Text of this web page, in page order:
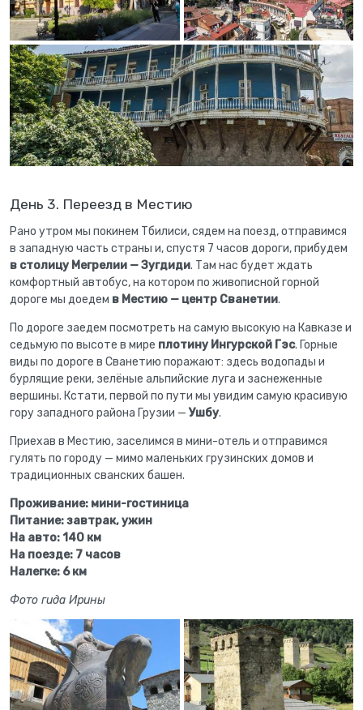
День 3. Переезд в Местию
Рано утром мы покинем Тбилиси, сядем на поезд, отправимся
в западную часть страны и, спустя 7 часов дороги, прибудем
в столицу Мегрелии — Зугдиди. Там нас будет ждать
комфортный автобус, на котором по живописной горной
дороге мы доедем в Местию — центр Сванетии.
По дороге заедем посмотреть на самую высокую на Кавказе и
седьмую по высоте в мире плотину Ингурской Гэс. Горные
виды по дороге в Сванетию поражают: здесь водопады и
бурлящие реки, зелёные альпийские луга и заснеженные
вершины. Кстати, первой по пути мы увидим самую красивую
гору западного района Грузии — Ушбу.
Приехав в Местию, заселимся в мини-отель и отправимся
гулять по городу — мимо маленьких грузинских домов и
традиционных сванских башен.
Проживание: мини-гостиница
Питание: завтрак, ужин
На авто: 140 км
На поезде: 7 часов
Налегке: 6 км
Фото гида Ирины